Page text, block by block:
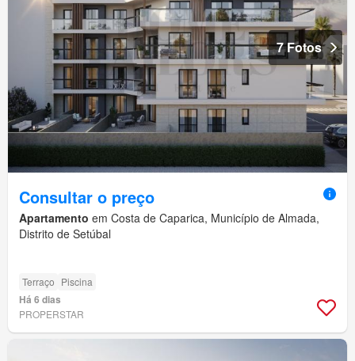
7 Fotos
Consultar o preço
Apartamento em Costa de Caparica, Município de Almada,
Distrito de Setúbal
Terraço Piscina
Há 6 dias
PROPERSTAR